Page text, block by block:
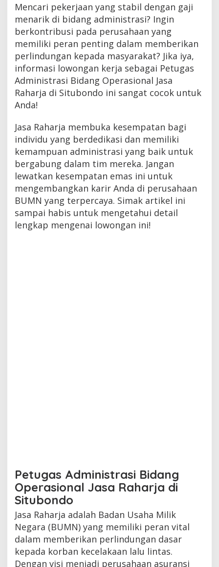
Mencari pekerjaan yang stabil dengan gaji
menarik di bidang administrasi? Ingin
berkontribusi pada perusahaan yang
memiliki peran penting dalam memberikan
perlindungan kepada masyarakat? Jika iya,
informasi lowongan kerja sebagai Petugas
Administrasi Bidang Operasional Jasa
Raharja di Situbondo ini sangat cocok untuk
Anda!
Jasa Raharja membuka kesempatan bagi
individu yang berdedikasi dan memiliki
kemampuan administrasi yang baik untuk
bergabung dalam tim mereka. Jangan
lewatkan kesempatan emas ini untuk
mengembangkan karir Anda di perusahaan
BUMN yang terpercaya. Simak artikel ini
sampai habis untuk mengetahui detail
lengkap mengenai lowongan ini!
Petugas Administrasi Bidang
Operasional Jasa Raharja di
Situbondo
Jasa Raharja adalah Badan Usaha Milik
Negara (BUMN) yang memiliki peran vital
dalam memberikan perlindungan dasar
kepada korban kecelakaan lalu lintas.
Dengan visi menjadi perusahaan asuransi